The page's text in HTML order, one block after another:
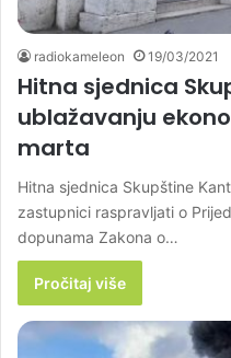
radiokameleon 19/03/2021
Hitna sjednica
ublažavanju
marta
Hitna sjednica Skupštine
zastupnici raspravljati o
dopunama Zakona o…
Pročitaj više